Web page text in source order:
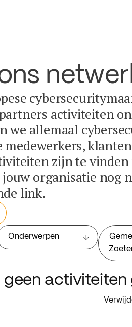
activiteiten
we allemaal
medewerkers,
zijn te vinden
organisatie nog
link.
Onderwerpen
geen